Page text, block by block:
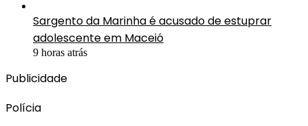
Sargento da Marinha é acusado de estuprar
adolescente em Maceió
9 horas atrás
Publicidade
Polícia